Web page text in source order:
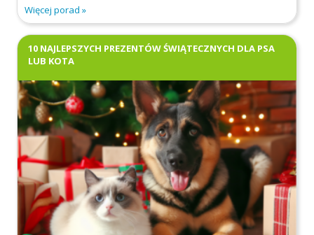
Więcej porad
10 NAJLEPSZYCH PREZENTÓW ŚWIĄTECZNYCH DLA PSA
LUB KOTA